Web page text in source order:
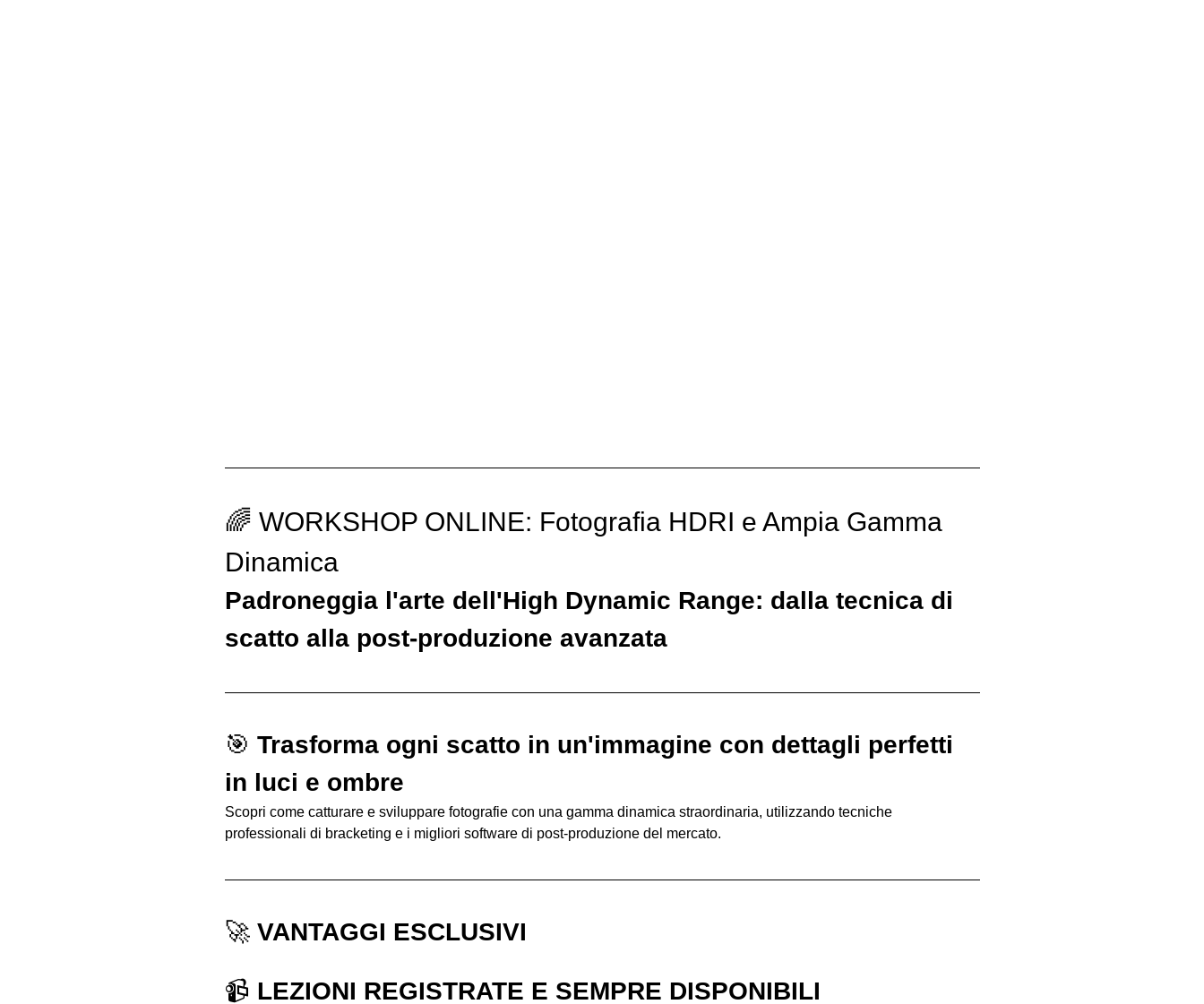
🌈 WORKSHOP ONLINE: Fotografia HDRI e Ampia Gamma
Dinamica
Padroneggia l'arte dell'High Dynamic Range: dalla tecnica di
scatto alla post-produzione avanzata
🎯 Trasforma ogni scatto in un'immagine con dettagli perfetti
in luci e ombre
Scopri come catturare e sviluppare fotografie con una gamma dinamica straordinaria, utilizzando tecniche
professionali di bracketing e i migliori software di post-produzione del mercato.
🚀 VANTAGGI ESCLUSIVI
📹 LEZIONI REGISTRATE E SEMPRE DISPONIBILI